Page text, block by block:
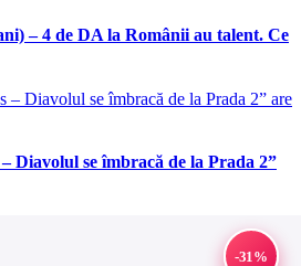
– 4 de DA la Românii au talent. Ce
Diavolul se îmbracă de la Prada 2”
-31%